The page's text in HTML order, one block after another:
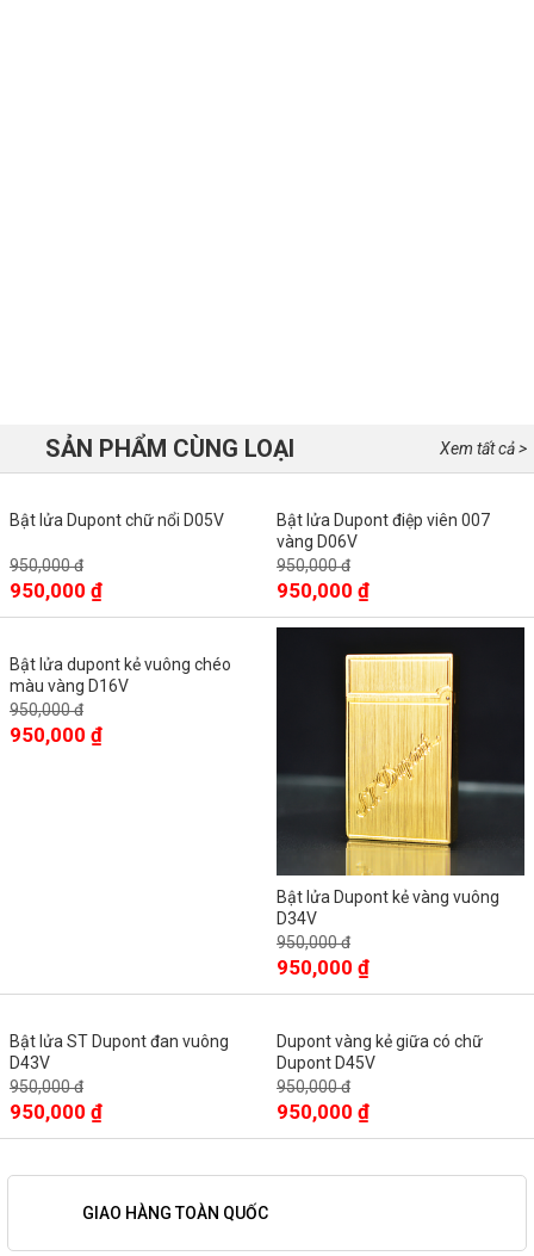
Xem tất cả >
SẢN PHẨM CÙNG LOẠI
Bật lửa Dupont chữ nổi D05V
950,000 đ
950,000 ₫
Bật lửa Dupont điệp viên 007
vàng D06V
950,000 đ
950,000 ₫
Bật lửa dupont kẻ vuông chéo
màu vàng D16V
950,000 đ
950,000 ₫
Bật lửa Dupont kẻ vàng vuông
D34V
950,000 đ
950,000 ₫
Bật lửa ST Dupont đan vuông
D43V
950,000 đ
950,000 ₫
Dupont vàng kẻ giữa có chữ
Dupont D45V
950,000 đ
950,000 ₫
GIAO HÀNG TOÀN QUỐC